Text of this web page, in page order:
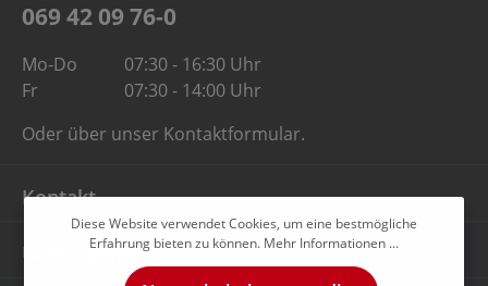
069 42 09 76-0
Mo-Do
07:30 - 16:30 Uhr
Fr
07:30 - 14:00 Uhr
Oder über unser Kontaktformular.
Kontakt
Unternehmen
Diese Website verwendet Cookies, um eine bestmögliche
Erfahrung bieten zu können. Mehr Informationen ...